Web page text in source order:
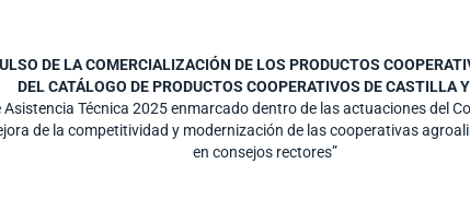
DE LA COMERCIALIZACIÓN DE LOS PRODUCTOS
DEL CATÁLOGO DE PRODUCTOS COOPERATIVOS DE CASTILLA
Técnica 2025 enmarcado dentro de las actuaciones del
de la competitividad y modernización de las cooperativas
en consejos rectores”